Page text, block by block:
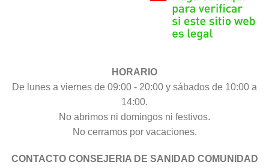
HORARIO
De lunes a viernes de 09:00 - 20:00 y sábados de 10:00 a
14:00.
No abrimos ni domingos ni festivos.
No cerramos por vacaciones.
CONTACTO CONSEJERIA DE SANIDAD COMUNIDAD